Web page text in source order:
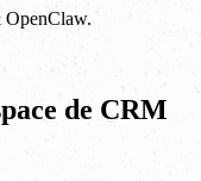
de CRM